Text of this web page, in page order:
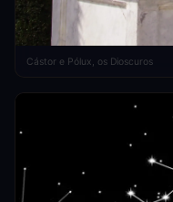
Cástor e Pólux, os Dioscuros